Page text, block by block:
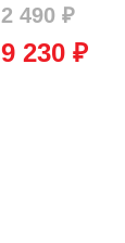
2 490 ₽
9 230 ₽